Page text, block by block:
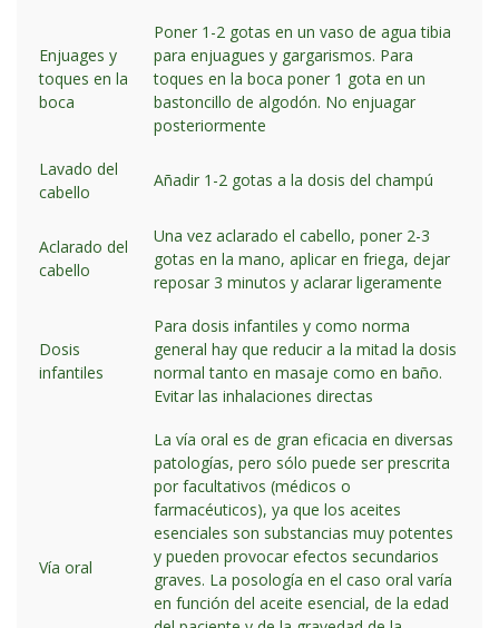
Enjuages y
toques en la
boca
Poner 1-2 gotas en un vaso de agua tibia
para enjuagues y gargarismos. Para
toques en la boca poner 1 gota en un
bastoncillo de algodón. No enjuagar
posteriormente
Lavado del
cabello
Añadir 1-2 gotas a la dosis del champú
Aclarado del
cabello
Una vez aclarado el cabello, poner 2-3
gotas en la mano, aplicar en friega, dejar
reposar 3 minutos y aclarar ligeramente
Dosis
infantiles
Para dosis infantiles y como norma
general hay que reducir a la mitad la dosis
normal tanto en masaje como en baño.
Evitar las inhalaciones directas
Vía oral
La vía oral es de gran eficacia en diversas
patologías, pero sólo puede ser prescrita
por facultativos (médicos o
farmacéuticos), ya que los aceites
esenciales son substancias muy potentes
y pueden provocar efectos secundarios
graves. La posología en el caso oral varía
en función del aceite esencial, de la edad